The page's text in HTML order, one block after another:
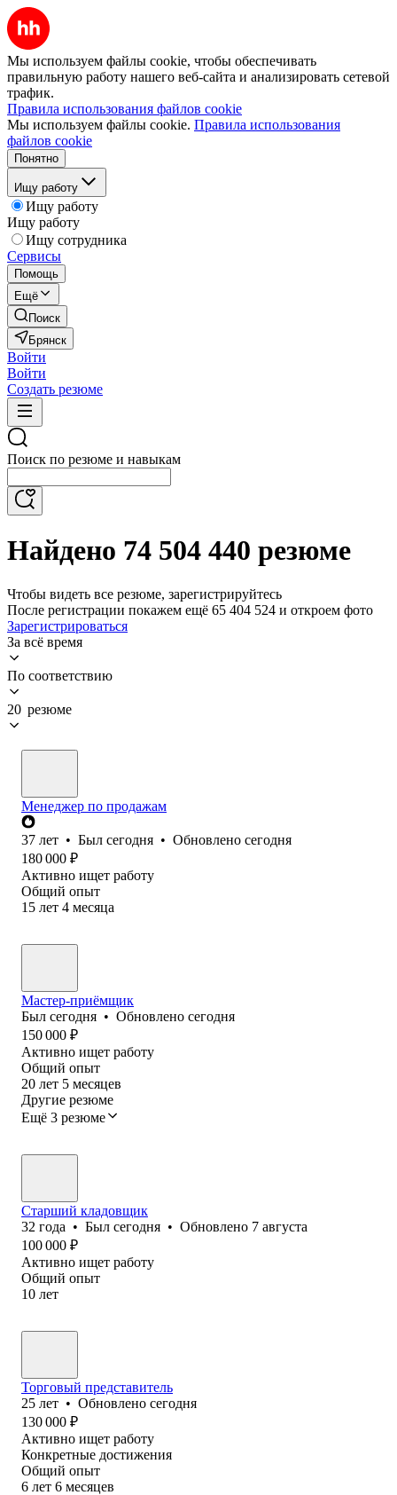
Мы используем файлы cookie, чтобы обеспечивать
правильную работу нашего веб-сайта и анализировать сетевой
трафик.
Правила использования файлов cookie
Мы используем файлы cookie. Правила использования
файлов cookie
Понятно
Ищу работу
Ищу работу
Ищу работу
Ищу сотрудника
Сервисы
Помощь
Ещё
Поиск
Брянск
Войти
Войти
Создать резюме
Поиск по резюме и навыкам
Найдено 74 504 440 резюме
Чтобы видеть все резюме, зарегистрируйтесь
После регистрации покажем ещё 65 404 524 и откроем фото
Зарегистрироваться
За всё время
По соответствию
20 резюме
Менеджер по продажам
37 лет • Был сегодня • Обновлено сегодня
180 000 ₽
Активно ищет работу
Общий опыт
15 лет 4 месяца
Мастер-приёмщик
Был сегодня • Обновлено сегодня
150 000 ₽
Активно ищет работу
Общий опыт
20 лет 5 месяцев
Другие резюме
Ещё 3 резюме
Старший кладовщик
32 года • Был сегодня • Обновлено 7 августа
100 000 ₽
Активно ищет работу
Общий опыт
10 лет
Торговый представитель
25 лет • Обновлено сегодня
130 000 ₽
Активно ищет работу
Конкретные достижения
Общий опыт
6 лет 6 месяцев